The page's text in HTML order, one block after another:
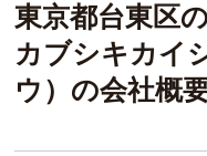
東京都台東区
カブシキカイ
ウ ） の会社概